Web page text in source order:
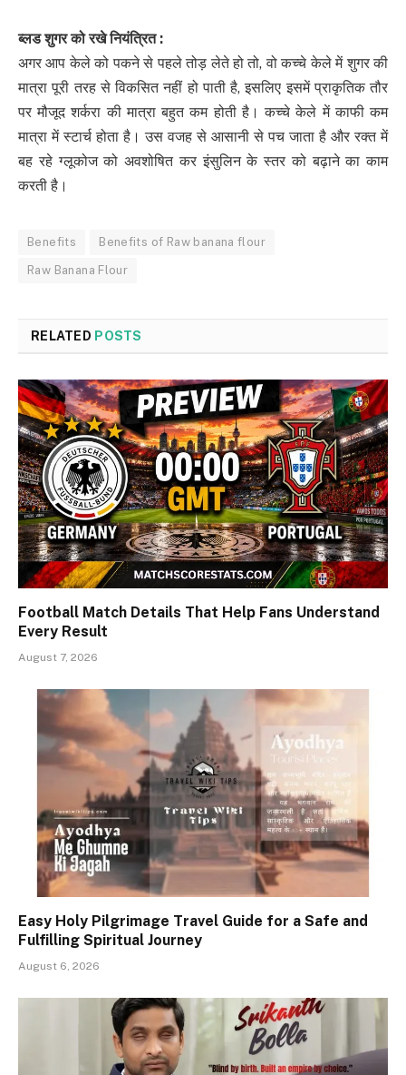
ब्लड शुगर को रखे नियंत्रित :
अगर आप केले को पकने से पहले तोड़ लेते हो तो, वो कच्चे केले में शुगर की
मात्रा पूरी तरह से विकसित नहीं हो पाती है, इसलिए इसमें प्राकृतिक तौर
पर मौजूद शर्करा की मात्रा बहुत कम होती है। कच्चे केले में काफी कम
मात्रा में स्‍टार्च होता है। उस वजह से आसानी से पच जाता है और रक्‍त में
बह रहे ग्‍लूकोज को अवशोषित कर इंसुल‍िन के स्‍तर को बढ़ाने का काम
करती है।
Benefits Benefits of Raw banana flour
Raw Banana Flour
RELATED POSTS
Football Match Details That Help Fans Understand
Every Result
August 7, 2026
Easy Holy Pilgrimage Travel Guide for a Safe and
Fulfilling Spiritual Journey
August 6, 2026